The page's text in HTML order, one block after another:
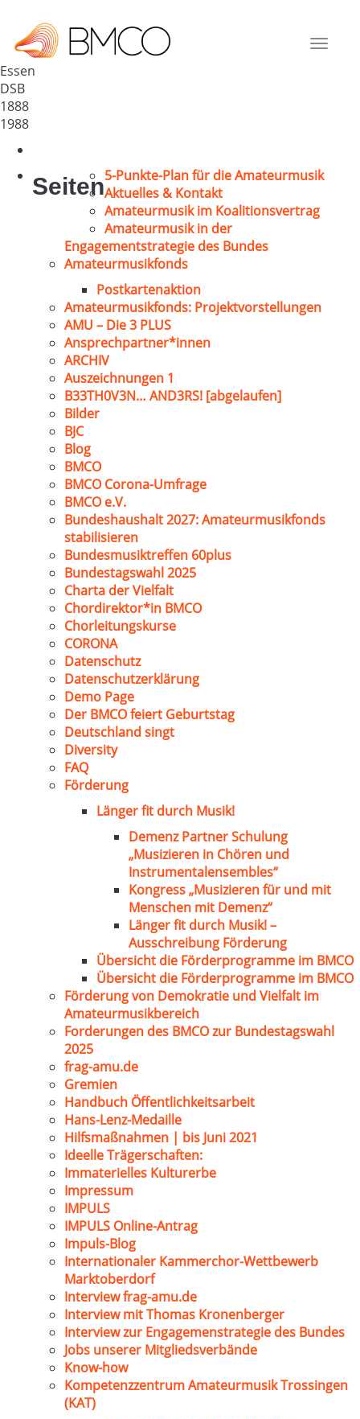
Toggle
Deutschland
45144
Essen
DSB
1888
1988
Seiten5-Punkte-Plan für die Amateurmusik
Aktuelles & Kontakt
Amateurmusik im Koalitionsvertrag
Amateurmusik in der
Engagementstrategie des Bundes
Amateurmusikfonds
Postkartenaktion
Amateurmusikfonds: Projektvorstellungen
AMU – Die 3 PLUS
Ansprechpartner*innen
ARCHIV
Auszeichnungen 1
B33TH0V3N… AND3RS! [abgelaufen]
Bilder
BJC
Blog
BMCO
BMCO Corona-Umfrage
BMCO e.V.
Bundeshaushalt 2027: Amateurmusikfonds
stabilisieren
Bundesmusiktreffen 60plus
Bundestagswahl 2025
Charta der Vielfalt
Chordirektor*in BMCO
Chorleitungskurse
CORONA
Datenschutz
Datenschutzerklärung
Demo Page
Der BMCO feiert Geburtstag
Deutschland singt
Diversity
FAQ
Förderung
Länger fit durch Musik!
Demenz Partner Schulung
„Musizieren in Chören und
Instrumentalensembles“
Kongress „Musizieren für und mit
Menschen mit Demenz“
Länger fit durch Musik! –
Ausschreibung Förderung
Übersicht die Förderprogramme im BMCO
Übersicht die Förderprogramme im BMCO
Förderung von Demokratie und Vielfalt im
Amateurmusikbereich
Forderungen des BMCO zur Bundestagswahl
2025
frag-amu.de
Gremien
Handbuch Öffentlichkeitsarbeit
Hans-Lenz-Medaille
Hilfsmaßnahmen | bis Juni 2021
Ideelle Trägerschaften:
Immaterielles Kulturerbe
Impressum
IMPULS
IMPULS Online-Antrag
Impuls-Blog
Internationaler Kammerchor-Wettbewerb
Marktoberdorf
Interview frag-amu.de
Interview mit Thomas Kronenberger
Interview zur Engagemenstrategie des Bundes
Jobs unserer Mitgliedsverbände
Know-how
Kompetenzzentrum Amateurmusik Trossingen
(KAT)